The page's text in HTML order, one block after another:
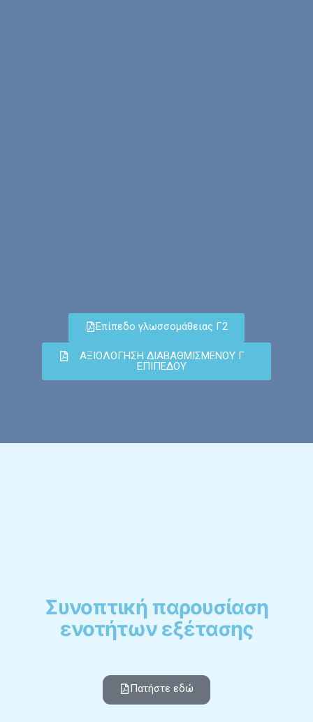
Επίπεδο γλωσσομάθειας Γ2
ΑΞΙΟΛΟΓΗΣΗ ΔΙΑΒΑΘΜΙΣΜΕΝΟΥ Γ
ΕΠΙΠΕΔΟΥ
Συνοπτική παρουσίαση
ενοτήτων εξέτασης
Πατήστε εδώ